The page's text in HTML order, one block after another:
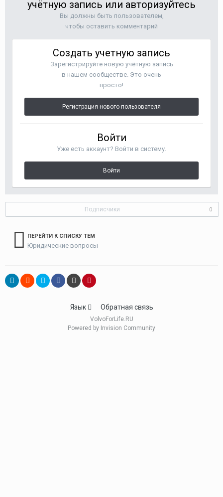
учётную запись или авторизуйтесь
Вы должны быть пользователем,
чтобы оставить комментарий
Создать учетную запись
Зарегистрируйте новую учётную запись
в нашем сообществе. Это очень
просто!
Регистрация нового пользователя
Войти
Уже есть аккаунт? Войти в систему.
Войти
Подписчики 0
ПЕРЕЙТИ К СПИСКУ ТЕМ
Юридические вопросы
Язык Обратная связь
VolvoForLife.RU
Powered by Invision Community